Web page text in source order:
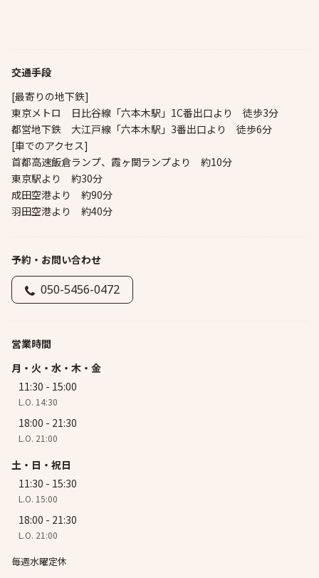
交通手段
[最寄りの地下鉄]
東京メトロ 日比谷線「六本木駅」1C番出口より 徒歩3分
都営地下鉄 大江戸線「六本木駅」3番出口より 徒歩6分
[車でのアクセス]
首都高速飯倉ランプ、霞ヶ関ランプより 約10分
東京駅より 約30分
成田空港より 約90分
羽田空港より 約40分
予約・お問い合わせ
050-5456-0472
営業時間
月・火・水・木・金
11:30 - 15:00
L.O. 14:30
18:00 - 21:30
L.O. 21:00
土・日・祝日
11:30 - 15:30
L.O. 15:00
18:00 - 21:30
L.O. 21:00
毎週水曜定休